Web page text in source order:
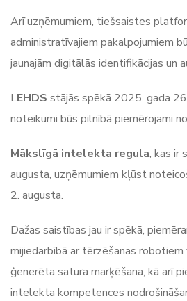
Arī uzņēmumiem, tiešsaistes
administratīvajiem pakalpojumiem
jaunajām digitālās identifikācijas un
LEHDS stājās spēkā 2025. gada
noteikumi būs pilnībā piemērojami
Mākslīgā intelekta regula, kas ir
augusta, uzņēmumiem kļūst
2. augusta.
Dažas saistības jau ir spēkā,
mijiedarbībā ar tērzēšanas
ģenerēta satura marķēšana, kā arī
intelekta kompetences